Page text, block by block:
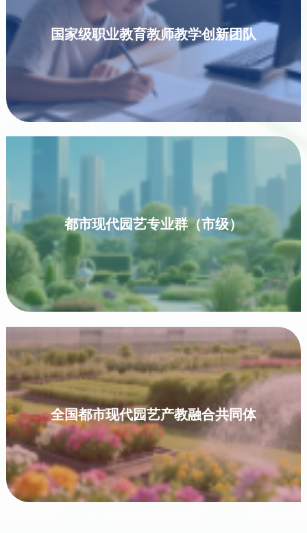
国家级职业教育教师教学创新团队
都市现代园艺专业群（市级）
全国都市现代园艺产教融合共同体